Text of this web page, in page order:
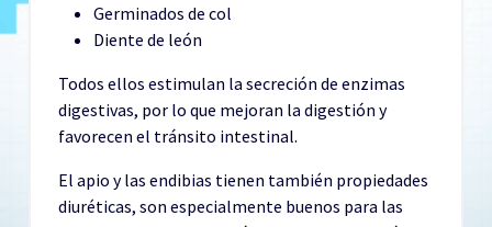
Germinados de col
Diente de león
Todos ellos estimulan la secreción de enzimas
digestivas, por lo que mejoran la digestión y
favorecen el tránsito intestinal.
El apio y las endibias tienen también propiedades
diuréticas, son especialmente buenos para las